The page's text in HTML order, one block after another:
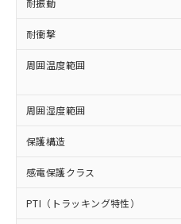
耐振動
耐衝撃
周囲温度範囲
周囲湿度範囲
保護構造
感電保護クラス
PTI（トラッキング特性）
正式な納期状
様のお取引先
ムロン制御機
オムロン制御
販売ネッ
在庫状況およ
事前の承諾な
示しないようお
マイパーツ機能
ビス）をご利
メンバーズにご
但し、RoHS指令で産業用
適用除外項目は除く。
フタル酸エステル類の４物
図的な使用がないことを確
部品在庫の切り替え状
月が前後することがあ
DBP(フタル酸ジブチル) :
イソブチル) : 1000ppm、
DEHP(フタル酸ビス(2-エ
準値以下であること
「10」：通常の使用
質が外部に漏えいし、
及ぼさない年数を意
「－」：未確認です
全に破砕する
いよう必要な
当社は貴社製
ル、化学兵器
武器並びにこ
当社は、貴社
場合は、上記1
該第三者に通知
販売先および販
法に輸出する
り引きをいたし
一定数に
－
在庫なし(
いては、お
たはお客
機器販売店
空
受注生産機
情報を公